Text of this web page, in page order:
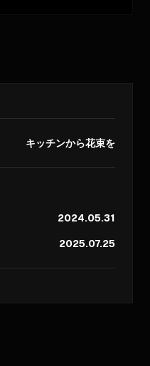
キッチンから花束を
2024.05.31
2025.07.25